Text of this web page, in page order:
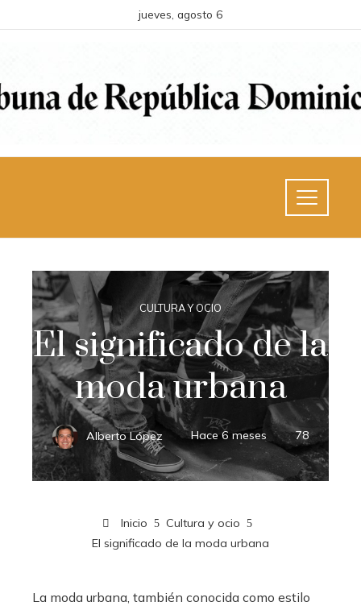
jueves, agosto 6
CULTURA Y OCIO
El significado de la
moda urbana
Alberto López Hace 6 meses 78
Inicio
Cultura y ocio
El significado de la moda urbana
La moda urbana, también conocida como estilo